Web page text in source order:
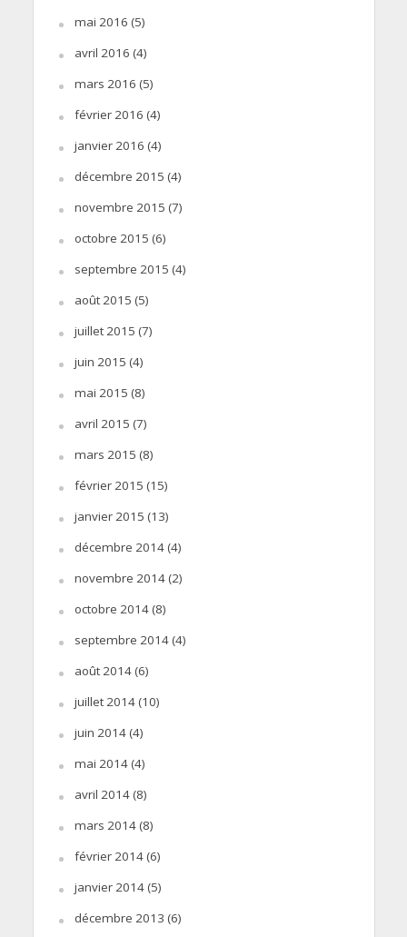
mai 2016 (5)
avril 2016 (4)
mars 2016 (5)
février 2016 (4)
janvier 2016 (4)
décembre 2015 (4)
novembre 2015 (7)
octobre 2015 (6)
septembre 2015 (4)
août 2015 (5)
juillet 2015 (7)
juin 2015 (4)
mai 2015 (8)
avril 2015 (7)
mars 2015 (8)
février 2015 (15)
janvier 2015 (13)
décembre 2014(4)
novembre 2014(2)
octobre 2014(8)
septembre 2014(4)
août 2014(6)
juillet 2014(10)
juin 2014(4)
mai 2014(4)
avril 2014(8)
mars 2014(8)
février 2014(6)
janvier 2014(5)
décembre 2013 (6)